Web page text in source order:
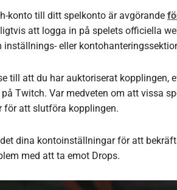
konto till ditt spelkonto är avgörande
att logga in på spelets officiella
eller
till att du har auktoriserat kopplingen,
Twitch. Var medveten om att vissa
för att slutföra kopplingen.
dina kontoinställningar för att
med att ta emot Drops.